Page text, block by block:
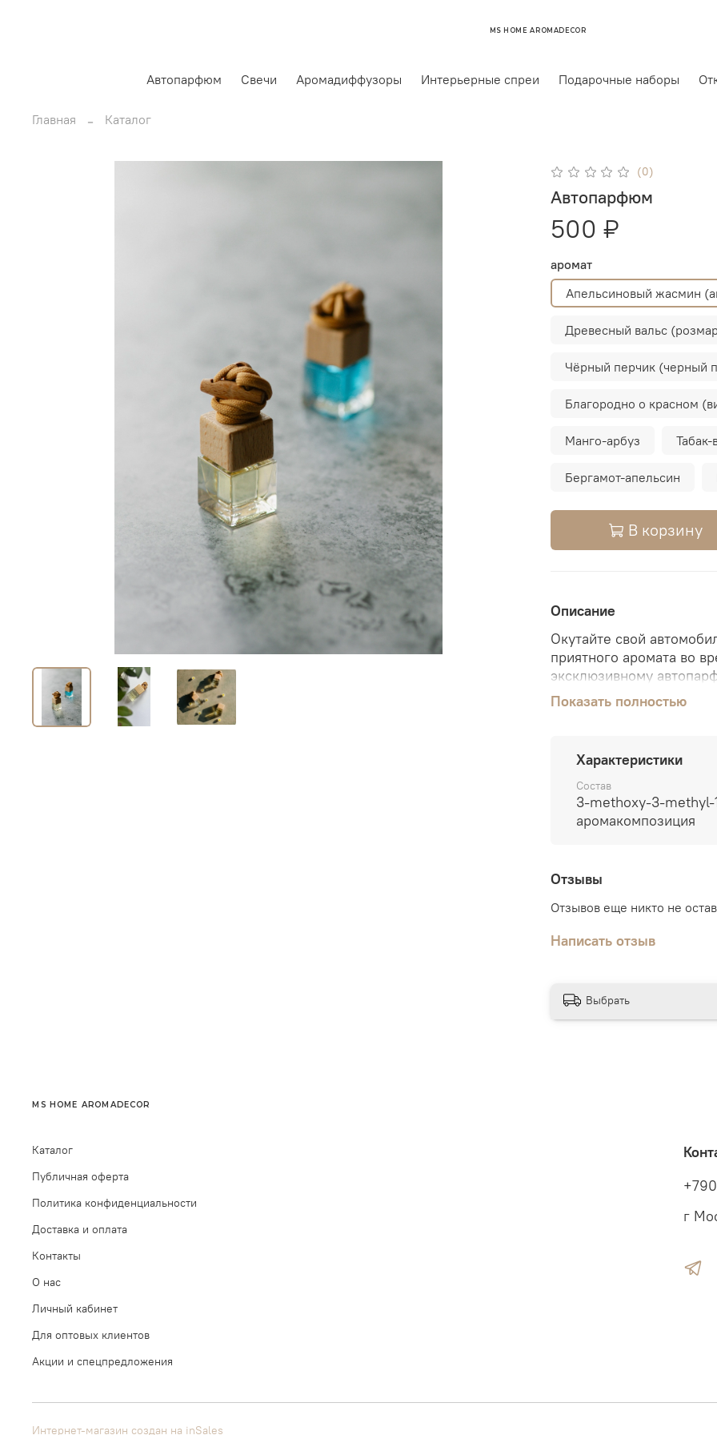
MS HOME AROMADECOR
Автопарфюм Свечи Аромадиффузоры Интерьерные спреи Подарочные наборы
Главная Каталог
(0)
Автопарфюм
500 ₽
аромат
Апельсиновый жасмин
Древесный вальс
Чёрный перчик (черный
Благородно о красном
Манго-арбуз Табак-
Бергамот-апельсин
В корзину
Описание
Окутайте свой
приятного аромата во
эксклюзивному
специально для того,
композицией запахов,
использования. Это
желает создать
автопарфюм – это
неотъемлемой частью
невероятного
Показать полностью
Характеристики
Состав
3-methoxy-3-methyl-
аромакомпозиция
Отзывы
Отзывов еще никто не
Написать отзыв
Выбрать
MS HOME AROMADECOR
Каталог
Публичная оферта
Политика конфиденциальности
Доставка и оплата
Контакты
О нас
Личный кабинет
Для оптовых клиентов
Акции и спецпредложения
г
Интернет-магазин создан на inSales